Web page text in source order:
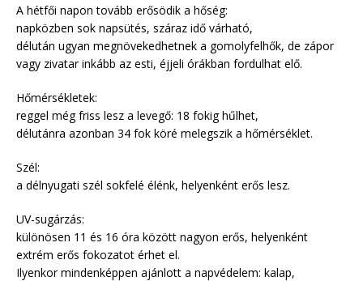
A hétfői napon tovább erősödik a hőség:
napközben sok napsütés, száraz idő várható,
délután ugyan megnövekedhetnek a gomolyfelhők, de zápor
vagy zivatar inkább az esti, éjjeli órákban fordulhat elő.
Hőmérsékletek:
reggel még friss lesz a levegő: 18 fokig hűlhet,
délutánra azonban 34 fok köré melegszik a hőmérséklet.
Szél:
a délnyugati szél sokfelé élénk, helyenként erős lesz.
UV-sugárzás:
különösen 11 és 16 óra között nagyon erős, helyenként
extrém erős fokozatot érhet el.
Ilyenkor mindenképpen ajánlott a napvédelem: kalap,